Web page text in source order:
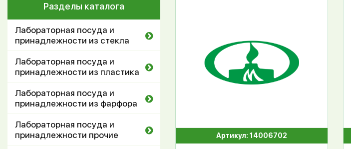
Разделы каталога
Лабораторная посуда и
принадлежности из стекла
Лабораторная посуда и
принадлежности из пластика
Лабораторная посуда и
принадлежности из фарфора
Лабораторная посуда и
принадлежности прочие
Артикул: 14006702